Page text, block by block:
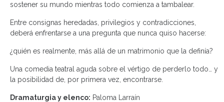
sostener su mundo mientras todo comienza a tambalear.
Entre consignas heredadas, privilegios y contradicciones,
deberá enfrentarse a una pregunta que nunca quiso hacerse:
¿quién es realmente, más allá de un matrimonio que la definía?
Una comedia teatral aguda sobre el vértigo de perderlo todo… y
la posibilidad de, por primera vez, encontrarse.
Dramaturgia y elenco: Paloma Larraín